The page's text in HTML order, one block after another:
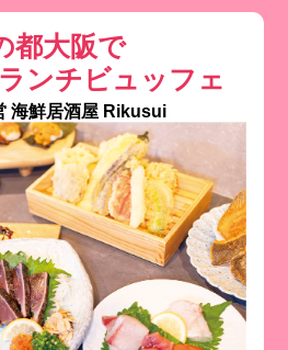
都大阪で
ンチビュッフェ
海鮮居酒屋 Rikusui